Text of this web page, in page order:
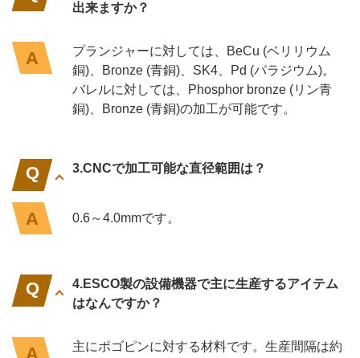
出来ますか？
プランジャーに対しては、BeCu (ベリリウム
銅)、Bronze (青銅)、SK4、Pd (パラジウム)。
バレルに対しては、Phosphor bronze (リン青
銅)、Bronze (青銅)の加工が可能です。
3.CNCで加工可能な直径範囲は？
0.6～4.0mmです。
4.ESCO製の設備機器で主に生産するアイテム
はなんですか？
主にポゴピンに対する材料です。生産間隔は約